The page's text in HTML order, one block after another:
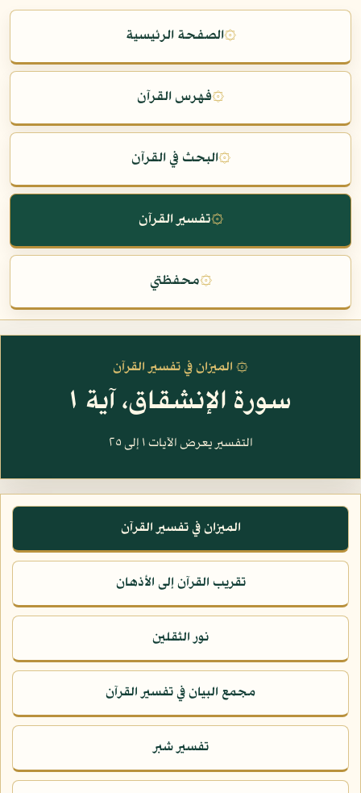
۞الصفحة الرئيسية
۞فهرس القرآن
۞البحث في القرآن
۞تفسير القرآن
۞محفظتي
۞ الميزان في تفسير القرآن
سورة الإنشقاق، آية ١
التفسير يعرض الآيات ١ إلى ٢٥
الميزان في تفسير القرآن
تقريب القرآن إلى الأذهان
نور الثقلين
مجمع البيان في تفسير القرآن
تفسير شبر